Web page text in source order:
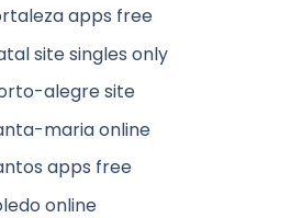
apps free
site singles only
alegre site
maria online
apps free
online